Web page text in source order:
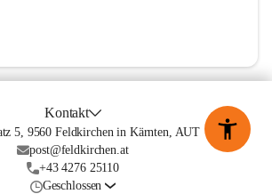
Kontakt
5, 9560 Feldkirchen in Kärnten, AUT
post@feldkirchen.at
+43 4276 25110
Geschlossen